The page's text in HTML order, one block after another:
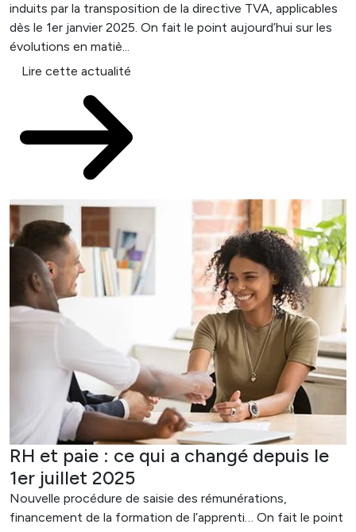
induits par la transposition de la directive TVA, applicables
dès le 1er janvier 2025. On fait le point aujourd’hui sur les
évolutions en matiè...
Lire cette actualité
RH et paie : ce qui a changé depuis le
1er juillet 2025
Nouvelle procédure de saisie des rémunérations,
financement de la formation de l’apprenti… On fait le point